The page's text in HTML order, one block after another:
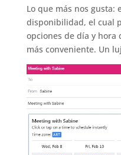
Lo que más nos gusta:
disponibilidad, el cual
opciones de día y
más conveniente. Un